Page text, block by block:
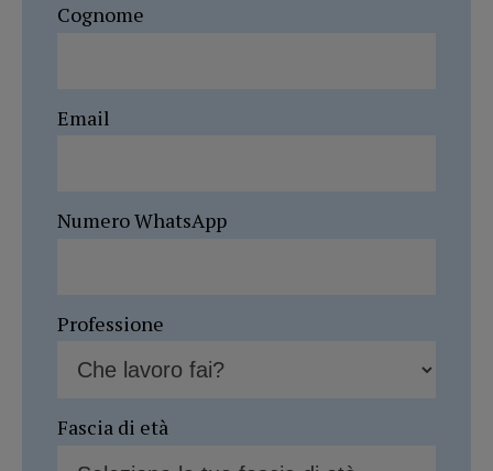
Cognome
Email
Numero WhatsApp
Professione
Fascia di età